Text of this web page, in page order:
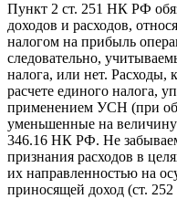
Пункт 2 ст. 251 НК РФ
доходов и расходов,
налогом на прибыль
следовательно,
налога, или нет. Расходы,
расчете единого налога,
применением УСН (при
уменьшенные на величину
346.16 НК РФ. Не
признания расходов в
их направленностью на
приносящей доход (ст.